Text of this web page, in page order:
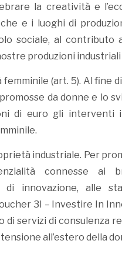
la creatività e
e i luoghi di
sociale, al contributo
produzioni
(art. 5). Al fine
da donne e lo
di euro gli interventi
industriale. Per
connesse
di innovazione, alle
3I – Investire In
di servizi di consulenza
all’estero della